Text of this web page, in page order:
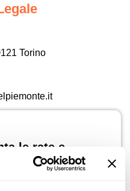
Torino
le rate e